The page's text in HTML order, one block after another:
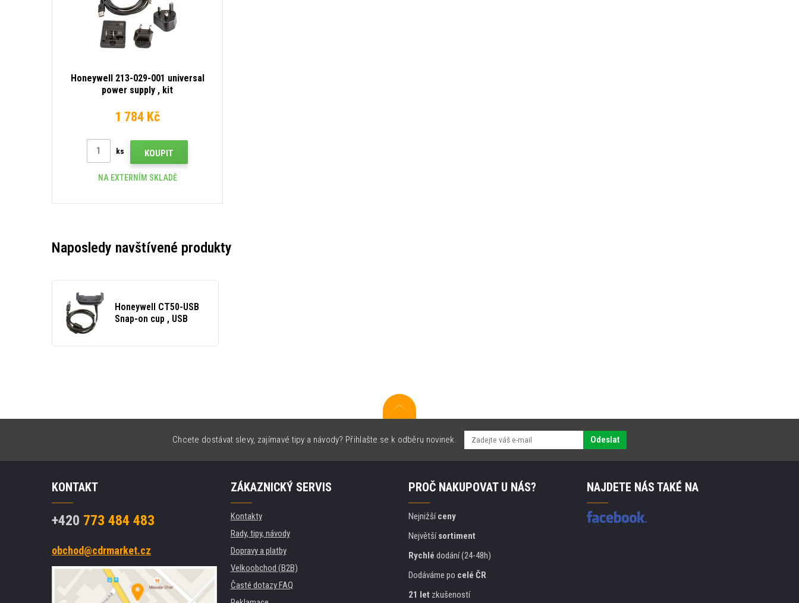
Honeywell 213-029-001 universal
power supply , kit
1 784 Kč
ks KOUPIT
NA EXTERNÍM SKLADĚ
Naposledy navštívené produkty
Honeywell CT50-USB
Snap-on cup , USB
Chcete dostávat slevy, zajímavé tipy a návody? Přihlašte se k odběru novinek. Odeslat
KONTAKT
+420 773 484 483
obchod@cdrmarket.cz
ZÁKAZNICKÝ SERVIS
Kontakty
Rady, tipy, návody
Dopravy a platby
Velkoobchod (B2B)
Časté dotazy FAQ
PROČ NAKUPOVAT U NÁS?
Nejnižšíceny
Největšísortiment
Rychlé dodání (24-48h)
Dodáváme po celé ČR
21 let zkušeností
NAJDETE NÁS TAKÉ NA